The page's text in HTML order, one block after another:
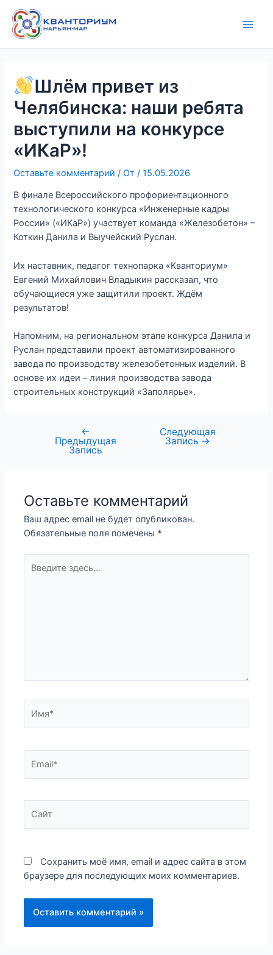
содержимому
Шлём привет из
Челябинска: наши ребята
выступили на конкурсе
«ИКаР»!
Оставьте комментарий / От/15.05.2026
В финале Всероссийского профориентационного
технологического конкурса «Инженерные кадры
России» («ИКаР») участвует команда «Железобетон» –
Коткин Данила и Выучейский Руслан.
Их наставник, педагог технопарка «Кванториум»
Евгений Михайлович Владыкин рассказал, что
обучающиеся уже защитили проект. Ждём
результатов!
Напомним, на региональном этапе конкурса Данила и
Руслан представили проект автоматизированного
завода по производству железобетонных изделий. В
основе их идеи – линия производства завода
строительных конструкций «Заполярье».
по
записям
←
Предыдущая
Запись
Следующая
Запись →
Оставьте комментарий
Ваш адрес email не будет опубликован.
Обязательные поля помечены *
здесь...
Сохранить моё имя, email и адрес сайта в этом
браузере для последующих моих комментариев.